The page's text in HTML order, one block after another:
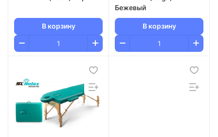
В корзину
Бежевый
В корзину